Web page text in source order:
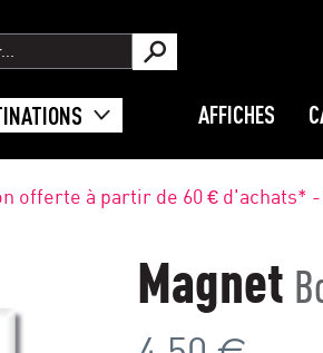
AFFICHES
offerte à partir de 60 € d'achats*
Magnet